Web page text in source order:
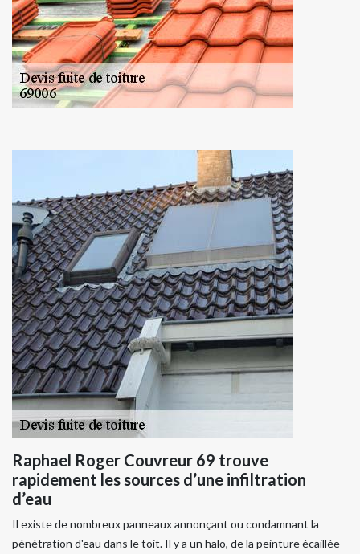
Raphael Roger Couvreur 69 trouve
rapidement les sources d’une infiltration
d’eau
Il existe de nombreux panneaux annonçant ou condamnant la
pénétration d'eau dans le toit. Il y a un halo, de la peinture écaillée